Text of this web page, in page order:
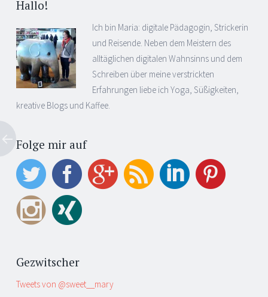
Hallo!
Ich bin Maria: digitale Pädagogin, Strickerin
und Reisende. Neben dem Meistern des
alltäglichen digitalen Wahnsinns und dem
Schreiben über meine verstrickten
Erfahrungen liebe ich Yoga, Süßigkeiten,
kreative Blogs und Kaffee.
Folge mir auf
Gezwitscher
Tweets von @sweet__mary